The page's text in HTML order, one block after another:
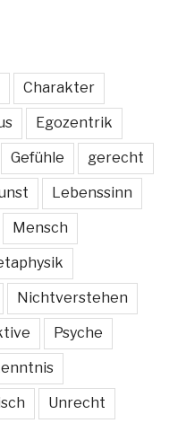
Charakter
Egozentrik
Gefühle gerecht
Lebenssinn
Mensch
Nichtverstehen
Psyche
Unrecht